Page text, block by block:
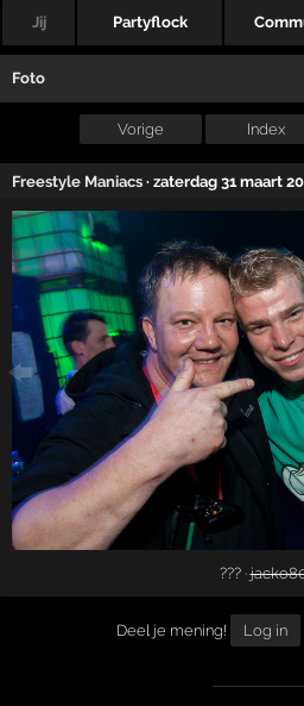
Jij Partyflock
Foto
Vorige Index
Freestyle Maniacs ·zaterdag 31 maart
??? ·
Deel je mening! Log in